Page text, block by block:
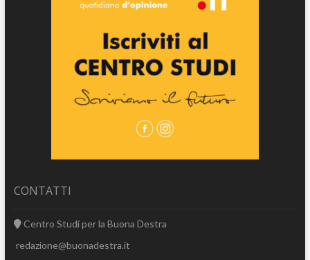
CONTATTI
Centro Studi per la Buona Destra
redazione@buonadestra.it